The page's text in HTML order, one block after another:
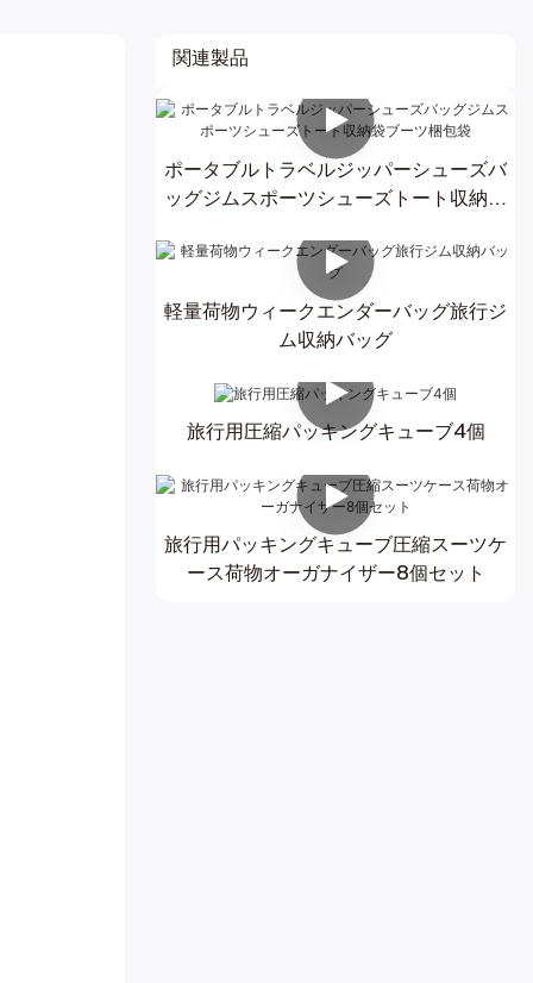
関連製品
ポータブルトラベルジッパーシューズバ
ッグジムスポーツシューズトート収納袋
軽量荷物ウィークエンダーバッグ旅行ジ
ム収納バッグ
旅行用圧縮パッキングキューブ4個
旅行用パッキングキューブ圧縮スーツケ
ース荷物オーガナイザー8個セット